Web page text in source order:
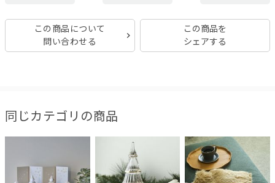
この商品について
問い合わせる
この商品を
シェアする
同じカテゴリの商品